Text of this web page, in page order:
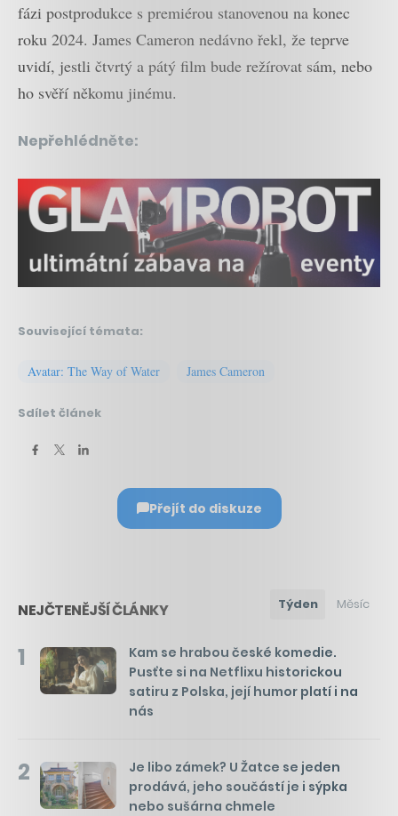
fázi postprodukce s premiérou stanovenou na konec
roku 2024. James Cameron nedávno řekl, že teprve
uvidí, jestli čtvrtý a pátý film bude režírovat sám, nebo
ho svěří někomu jinému.
Nepřehlédněte:
Související témata:
Avatar: The Way of Water James Cameron
Sdílet článek
Přejít do diskuze
NEJČTENĚJŠÍ ČLÁNKY Týden Měsíc
1
Kam se hrabou české komedie.
Pusťte si na Netflixu historickou
satiru z Polska, její humor platí i na
nás
2
Je libo zámek? U Žatce se jeden
prodává, jeho součástí je i sýpka
nebo sušárna chmele